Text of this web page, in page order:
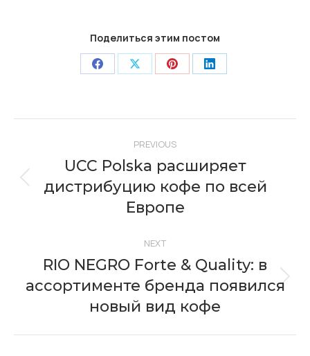
Поделиться этим постом
Share
Facebook
Share
X
Share
Pinterest
Share
LinkedIn
navigation
PREVIOUS
Previous
post:
UCC Polska расширяет
дистрибуцию кофе по всей
Европе
NEXT
Next
post:
RIO NEGRO Forte & Quality: в
ассортименте бренда появился
новый вид кофе